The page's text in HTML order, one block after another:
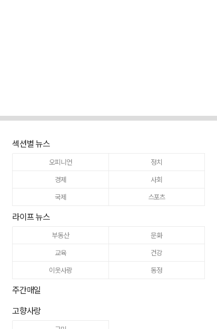
섹션별 뉴스
오피니언
정치
경제
사회
국제
스포츠
라이프 뉴스
부동산
문화
교육
건강
이웃사랑
동정
주간매일
고향사랑